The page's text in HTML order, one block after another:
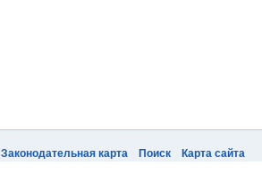
Законодательная карта Поиск Карта сайта